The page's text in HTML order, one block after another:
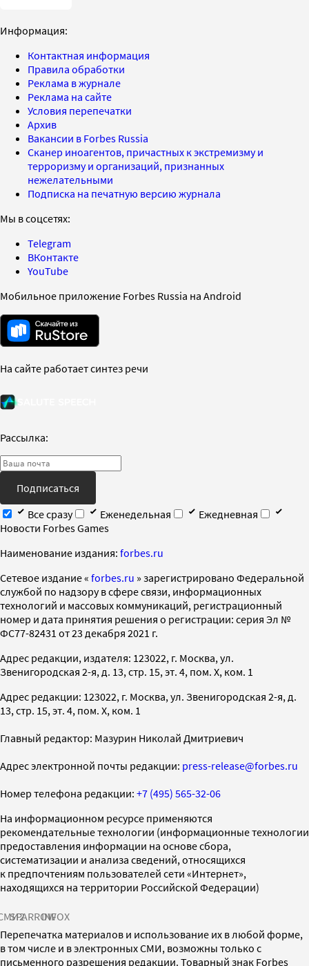
Информация:
Контактная информация
Правила обработки
Реклама в журнале
Реклама на сайте
Условия перепечатки
Архив
Вакансии в Forbes Russia
Сканер иноагентов, причастных к экстремизму и
терроризму и организаций, признанных
нежелательными
Подписка на печатную версию журнала
Мы в соцсетях:
Telegram
ВКонтакте
YouTube
Мобильное приложение Forbes Russia на Android
На сайте работает синтез речи
Рассылка:
Подписаться
Все сразу
Еженедельная
Ежедневная
Новости Forbes Games
Наименование издания: forbes.ru
Cетевое издание « forbes.ru » зарегистрировано Федеральной
службой по надзору в сфере связи, информационных
технологий и массовых коммуникаций, регистрационный
номер и дата принятия решения о регистрации: серия Эл №
ФС77-82431 от 23 декабря 2021 г.
Адрес редакции, издателя: 123022, г. Москва, ул.
Звенигородская 2-я, д. 13, стр. 15, эт. 4, пом. X, ком. 1
Адрес редакции: 123022, г. Москва, ул. Звенигородская 2-я, д.
13, стр. 15, эт. 4, пом. X, ком. 1
Главный редактор: Мазурин Николай Дмитриевич
Адрес электронной почты редакции: press-release@forbes.ru
Номер телефона редакции: +7 (495) 565-32-06
На информационном ресурсе применяются
рекомендательные технологии (информационные технологии
предоставления информации на основе сбора,
систематизации и анализа сведений, относящихся
к предпочтениям пользователей сети «Интернет»,
находящихся на территории Российской Федерации)
SPARROWINFOX
Перепечатка материалов и использование их в любой форме,
в том числе и в электронных СМИ, возможны только с
письменного разрешения редакции. Товарный знак Forbes